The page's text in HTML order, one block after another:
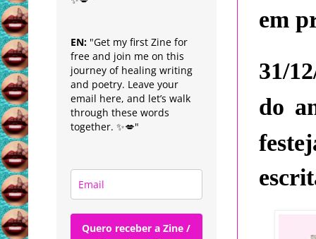
em
31/
do
EN: "Get my first Zine for
free and join me on this
journey of healing writing
and poetry. Leave your
email here, and let’s walk
through these words
together. ✨💋"
Quero receber a Zine /